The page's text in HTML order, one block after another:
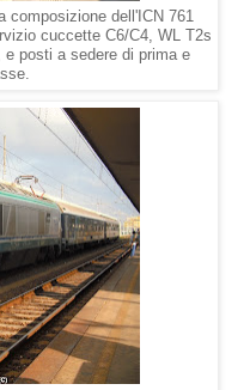
composizione dell'ICN 761
cuccette C6/C4, WL T2s
posti a sedere di prima e